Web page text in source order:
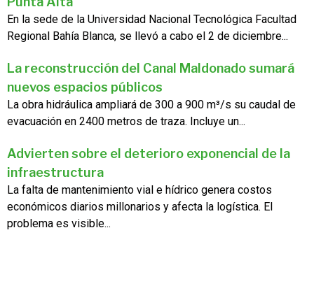
En la sede de la Universidad Nacional Tecnológica Facultad
Regional Bahía Blanca, se llevó a cabo el 2 de diciembre...
La reconstrucción del Canal Maldonado sumará
nuevos espacios públicos
La obra hidráulica ampliará de 300 a 900 m³/s su caudal de
evacuación en 2400 metros de traza. Incluye un...
Advierten sobre el deterioro exponencial de la
infraestructura
La falta de mantenimiento vial e hídrico genera costos
económicos diarios millonarios y afecta la logística. El
problema es visible...